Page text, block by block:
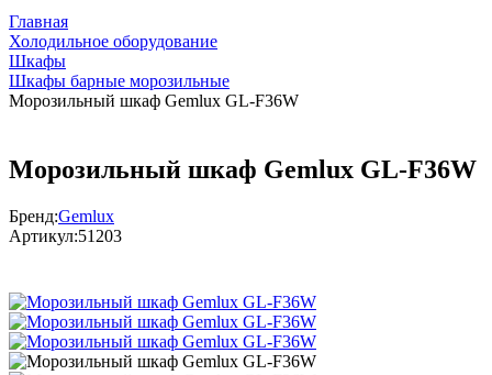
Главная
Холодильное оборудование
Шкафы
Шкафы барные морозильные
Морозильный шкаф Gemlux GL-F36W
Морозильный шкаф Gemlux GL-F36W
Бренд:Gemlux
Артикул:51203